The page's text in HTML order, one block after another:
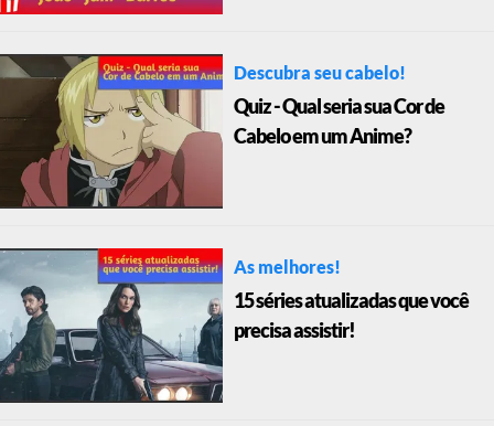
Descubra seu cabelo!
Quiz - Qual seria sua Cor de
Cabelo em um Anime?
As melhores!
15 séries atualizadas que você
precisa assistir!